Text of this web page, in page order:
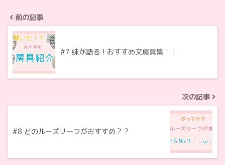
前の記事
#7 妹が語る！おすすめ文房具集！！
次の記事
#8 どのルーズリーフがおすすめ？？